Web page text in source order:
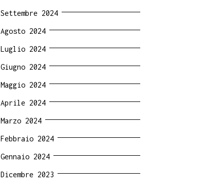
Settembre 2024
Agosto 2024
Luglio 2024
Giugno 2024
Maggio 2024
Aprile 2024
Marzo 2024
Febbraio 2024
Gennaio 2024
Dicembre 2023